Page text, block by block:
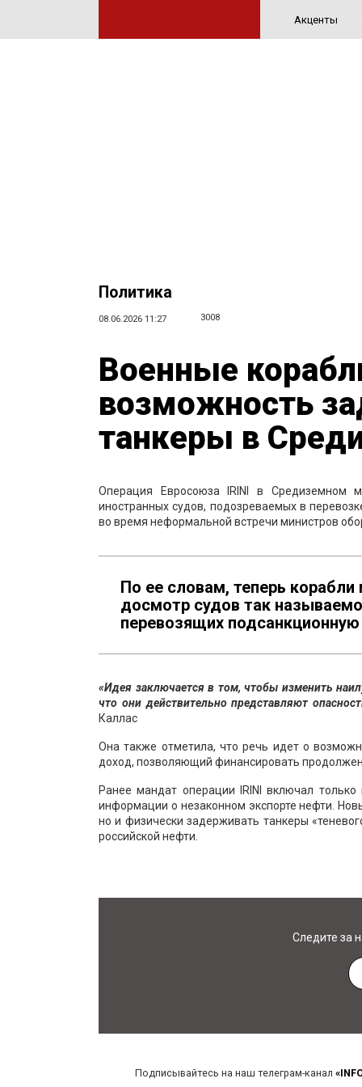
Акценты
Политика
08.06.2026 11:27 3008
Военные
возможность
танкеры в
Операция Евросоюза IRINI в Средиземном
иностранных судов, подозреваемых в
во время неформальной встречи министров
По ее словам, теперь корабли
досмотр судов так
перевозящих
«Идея заключается в том, чтобы изменить
что они действительно представляют
Каллас
Она также отметила, что речь идет о
доход, позволяющий финансировать
Ранее мандат операции IRINI включал
информации о незаконном экспорте нефти.
но и физически задерживать танкеры
российской нефти.
Следите за
Подписывайтесь на наш телеграм-канал